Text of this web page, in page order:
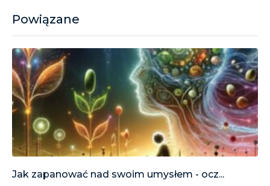
Powiązane
Jak zapanować nad swoim umysłem - ocz...